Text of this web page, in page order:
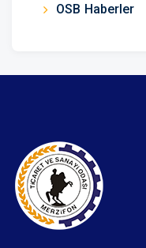
OSB Haberler